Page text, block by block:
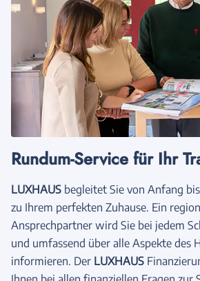
Rundum-Service für Ihr
LUXHAUS begleitet Sie von Anfang
zu Ihrem perfekten Zuhause. Ein
Ansprechpartner wird Sie bei jedem
und umfassend über alle Aspekte des
informieren. Der LUXHAUS